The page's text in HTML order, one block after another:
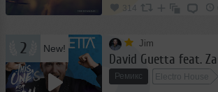
март
май
июнь
2020
2021
314
2 New! Jim
Ремикс Electro House